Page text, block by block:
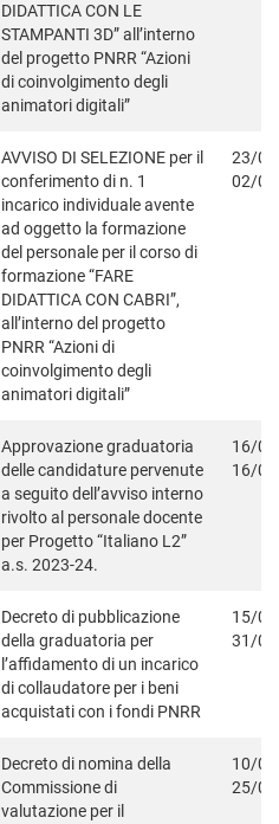
DIDATTICA CON LE
STAMPANTI 3D” all’interno
del progetto PNRR “Azioni
di coinvolgimento degli
animatori digitali”
AVVISO DI SELEZIONE per il
conferimento di n. 1
incarico individuale avente
ad oggetto la formazione
del personale per il corso di
formazione “FARE
DIDATTICA CON CABRI”,
all’interno del progetto
PNRR “Azioni di
coinvolgimento degli
animatori digitali”
23/
02/
Approvazione graduatoria
delle candidature pervenute
a seguito dell’avviso interno
rivolto al personale docente
per Progetto “Italiano L2”
a.s. 2023-24.
16/
16/
Decreto di pubblicazione
della graduatoria per
l’affidamento di un incarico
di collaudatore per i beni
acquistati con i fondi PNRR
15/
31/
Decreto di nomina della
Commissione di
valutazione per il
10/
25/